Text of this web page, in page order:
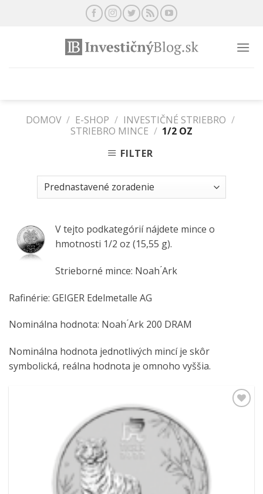
DOMOV / E-SHOP / INVESTIČNÉ STRIEBRO /
STRIEBRO MINCE / 1/2 OZ
FILTER
V tejto podkategórií nájdete mince o
hmotnosti 1/2 oz (15,55 g).
Strieborné mince: Noah ́Ark
Rafinérie: GEIGER Edelmetalle AG
Nominálna hodnota: Noah ́Ark 200 DRAM
Nominálna hodnota jednotlivých mincí je skôr
symbolická, reálna hodnota je omnoho vyššia.